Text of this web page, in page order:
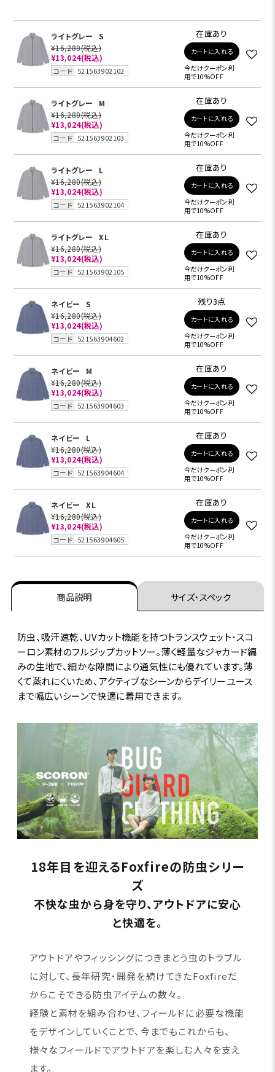
ライトグレー
S
¥16,280(税込)
¥13,024(税込)
コード 521563902102
在庫あり
カートに入れる
今だけクーポン利
用で10%OFF
ライトグレー
M
¥16,280(税込)
¥13,024(税込)
コード 521563902103
在庫あり
カートに入れる
今だけクーポン利
用で10%OFF
ライトグレー
L
¥16,280(税込)
¥13,024(税込)
コード 521563902104
在庫あり
カートに入れる
今だけクーポン利
用で10%OFF
ライトグレー
XL
¥16,280(税込)
¥13,024(税込)
コード 521563902105
在庫あり
カートに入れる
今だけクーポン利
用で10%OFF
ネイビー
S
¥16,280(税込)
¥13,024(税込)
コード 521563904602
残り3点
カートに入れる
今だけクーポン利
用で10%OFF
ネイビー
M
¥16,280(税込)
¥13,024(税込)
コード 521563904603
在庫あり
カートに入れる
今だけクーポン利
用で10%OFF
ネイビー
L
¥16,280(税込)
¥13,024(税込)
コード 521563904604
在庫あり
カートに入れる
今だけクーポン利
用で10%OFF
ネイビー
XL
¥16,280(税込)
¥13,024(税込)
コード 521563904605
在庫あり
カートに入れる
今だけクーポン利
用で10%OFF
商品説明 サイズ・スペック
防虫、吸汗速乾、UVカット機能を持つトランスウェット･スコ
ーロン素材のフルジップカットソー。薄く軽量なジャカード編
みの生地で、細かな隙間により通気性にも優れています。薄
くて蒸れにくいため、アクティブなシーンからデイリーユース
まで幅広いシーンで快適に着用できます。
18年目を迎えるFoxfireの防虫シリー
ズ
不快な虫から身を守り、アウトドアに安心
と快適を。
アウトドアやフィッシングにつきまとう虫のトラブル
に対して、長年研究・開発を続けてきたFoxfireだ
からこそできる防虫アイテムの数々。
経験と素材を組み合わせ、フィールドに必要な機能
をデザインしていくことで、今までもこれからも、
様々なフィールドでアウトドアを楽しむ人々を支え
ます。